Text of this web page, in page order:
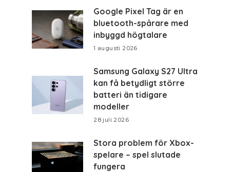
Google Pixel Tag är en
bluetooth-spårare med
inbyggd högtalare
1 augusti 2026
Samsung Galaxy S27 Ultra
kan få betydligt större
batteri än tidigare
modeller
28 juli 2026
Stora problem för Xbox-
spelare – spel slutade
fungera